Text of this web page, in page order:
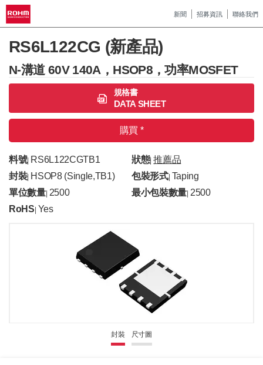
新聞 招募資訊 聯絡我們
RS6L122CG (新產品)
N-溝道 60V 140A，HSOP8，功率MOSFET
規格書
DATA SHEET
購買 *
料號| RS6L122CGTB1 狀態|推薦品
封裝| HSOP8 (Single,TB1) 包裝形式| Taping
單位數量| 2500 最小包裝數量 |2500
RoHS Yes
封裝 尺寸圖